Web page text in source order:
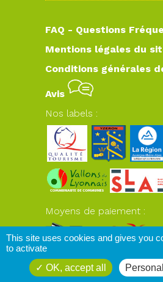
FAQ - Questions
Mentions légales du
Conditions générales
Avis
Nos labels :
Moyens de paiement :
This site uses cookies and gives you
to activate
OK, accept all